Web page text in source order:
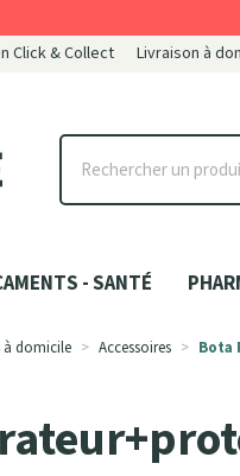
Click & Collect Livraison à
- SANTÉ
à domicile Accessoires Bota